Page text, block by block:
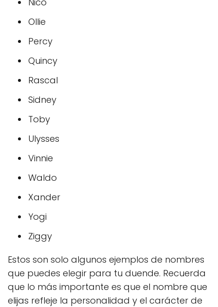
Ollie
Percy
Quincy
Rascal
Sidney
Toby
Ulysses
Vinnie
Waldo
Xander
Yogi
Ziggy
Estos son solo algunos ejemplos de nombres
que puedes elegir para tu duende. Recuerda
que lo más importante es que el nombre que
elijas refleje la personalidad y el carácter de